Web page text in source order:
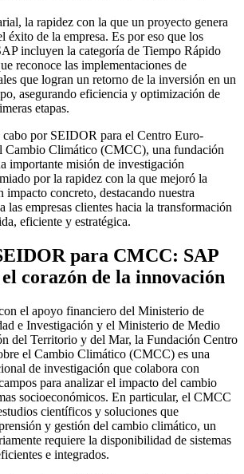
la rapidez con la que un proyecto genera
éxito de la empresa. Es por eso que los
incluyen la categoría de Tiempo Rápido
reconoce las implementaciones de
que logran un retorno de la inversión en un
asegurando eficiencia y optimización de
etapas.
por SEIDOR para el Centro Euro-
Cambio Climático (CMCC), una fundación
importante misión de investigación
por la rapidez con la que mejoró la
impacto concreto, destacando nuestra
las empresas clientes hacia la transformación
eficiente y estratégica.
para CMCC: SAP
corazón de la innovación
el apoyo financiero del Ministerio de
e Investigación y el Ministerio de Medio
del Territorio y del Mar, la Fundación Centro
el Cambio Climático (CMCC) es una
de investigación que colabora con
para analizar el impacto del cambio
socioeconómicos. En particular, el CMCC
científicos y soluciones que
y gestión del cambio climático, un
requiere la disponibilidad de sistemas
e integrados.